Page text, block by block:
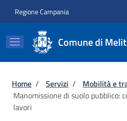
Regione Campania
Comune di
Briciole di pane
Home / Servizi / Mobilità e
Manomissione di suolo pubblico:
lavori